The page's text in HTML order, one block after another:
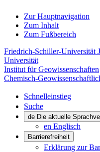
Zur Hauptnavigation
Zum Inhalt
Zum Fußbereich
Friedrich-Schiller-Universität
Universität
Institut für Geowissenschaften
Chemisch-
Schnelleinstieg
Suche
de Die aktuelle
en Englisch
Barrierefreiheit
Erklärung zur